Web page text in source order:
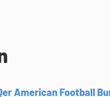
American Football